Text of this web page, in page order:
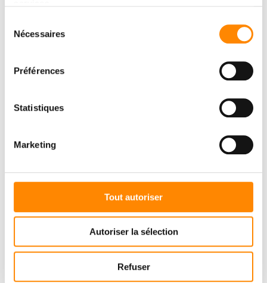
Nécessaires
Préférences
Statistiques
Marketing
Tout autoriser
Autoriser la sélection
Refuser